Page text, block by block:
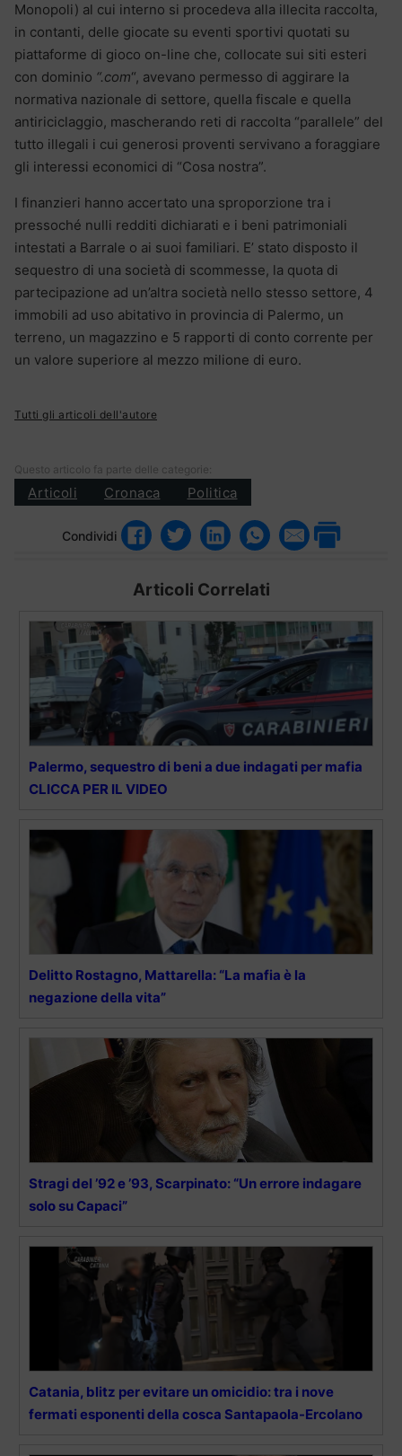
Monopoli) al cui interno si procedeva alla illecita raccolta,
in contanti, delle giocate su eventi sportivi quotati su
piattaforme di gioco on-line che, collocate sui siti esteri
con dominio “.com“, avevano permesso di aggirare la
normativa nazionale di settore, quella fiscale e quella
antiriciclaggio, mascherando reti di raccolta “parallele” del
tutto illegali i cui generosi proventi servivano a foraggiare
gli interessi economici di “Cosa nostra”.
I finanzieri hanno accertato una sproporzione tra i
pressoché nulli redditi dichiarati e i beni patrimoniali
intestati a Barrale o ai suoi familiari. E’ stato disposto il
sequestro di una società di scommesse, la quota di
partecipazione ad un’altra società nello stesso settore, 4
immobili ad uso abitativo in provincia di Palermo, un
terreno, un magazzino e 5 rapporti di conto corrente per
un valore superiore al mezzo milione di euro.
Tutti gli articoli dell'autore
Questo articolo fa parte delle categorie:
Articoli Cronaca Politica
Condividi
Articoli Correlati
Palermo, sequestro di beni a due indagati per mafia
CLICCA PER IL VIDEO
Delitto Rostagno, Mattarella: “La mafia è la
negazione della vita”
Stragi del ’92 e ’93, Scarpinato: “Un errore indagare
solo su Capaci”
Catania, blitz per evitare un omicidio: tra i nove
fermati esponenti della cosca Santapaola-Ercolano